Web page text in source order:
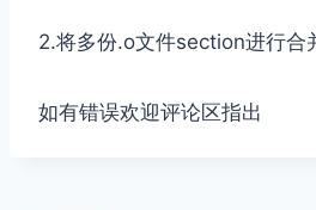
2.将多份.o文件section进行合
如有错误欢迎评论区指出